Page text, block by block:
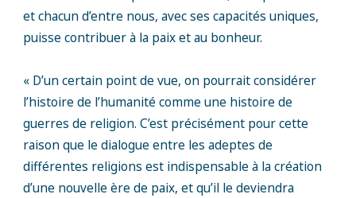
et chacun d’entre nous, avec ses capacités uniques,
puisse contribuer à la paix et au bonheur.
« D’un certain point de vue, on pourrait considérer
l’histoire de l’humanité comme une histoire de
guerres de religion. C’est précisément pour cette
raison que le dialogue entre les adeptes de
différentes religions est indispensable à la création
d’une nouvelle ère de paix, et qu’il le deviendra